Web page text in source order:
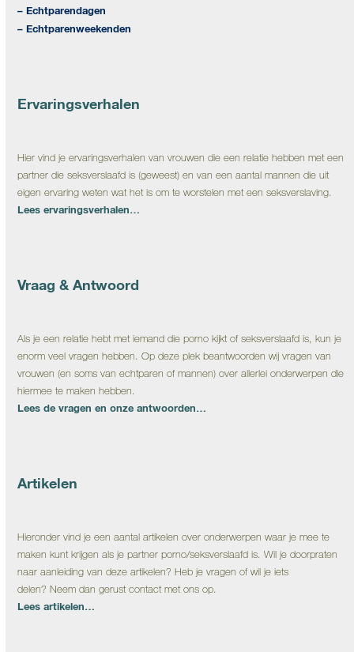
– Echtparendagen
– Echtparenweekenden
Ervaringsverhalen
Hier vind je ervaringsverhalen van vrouwen die een relatie hebben met een
partner die seksverslaafd is (geweest) en van een aantal mannen die uit
eigen ervaring weten wat het is om te worstelen met een seksverslaving.
Lees ervaringsverhalen…
Vraag & Antwoord
Als je een relatie hebt met iemand die porno kijkt of seksverslaafd is, kun je
enorm veel vragen hebben. Op deze plek beantwoorden wij vragen van
vrouwen (en soms van echtparen of mannen) over allerlei onderwerpen die
hiermee te maken hebben.
Lees de vragen en onze antwoorden…
Artikelen
Hieronder vind je een aantal artikelen over onderwerpen waar je mee te
maken kunt krijgen als je partner porno/seksverslaafd is. Wil je doorpraten
naar aanleiding van deze artikelen? Heb je vragen of wil je iets
delen? Neem dan gerust contact met ons op.
Lees artikelen…